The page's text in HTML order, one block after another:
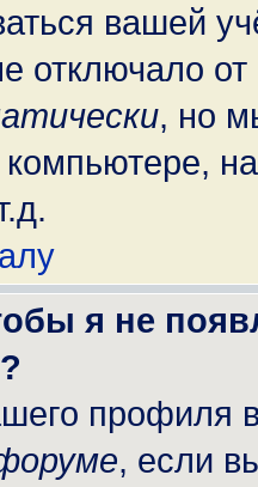
вашей
отключало
, но
я не
профиля
, если